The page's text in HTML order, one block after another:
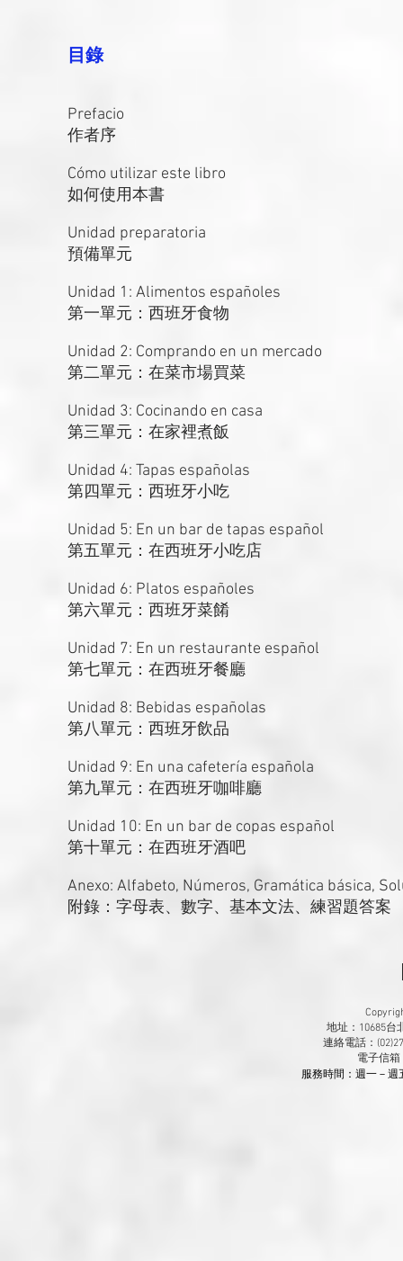
目錄
Prefacio
作者序
Cómo utilizar este libro
如何使用本書
Unidad preparatoria
預備單元
Unidad 1: Alimentos españoles
第一單元：西班牙食物
Unidad 2: Comprando en un mercado
第二單元：在菜市場買菜
Unidad 3: Cocinando en casa
第三單元：在家裡煮飯
Unidad 4: Tapas españolas
第四單元：西班牙小吃
Unidad 5: En un bar de tapas español
第五單元：在西班牙小吃店
Unidad 6: Platos españoles
第六單元：西班牙菜餚
Unidad 7: En un restaurante español
第七單元：在西班牙餐廳
Unidad 8: Bebidas españolas
第八單元：西班牙飲品
Unidad 9: En una cafetería española
第九單元：在西班牙咖啡廳
Unidad 10: En un bar de copas español
第十單元：在西班牙酒吧
Anexo: Alfabeto, Números, Gramática básica,
附錄：字母表、數字、基本文法、練習題答案
地址：10685台
連絡電話：
電子信箱
服務時間：週一－